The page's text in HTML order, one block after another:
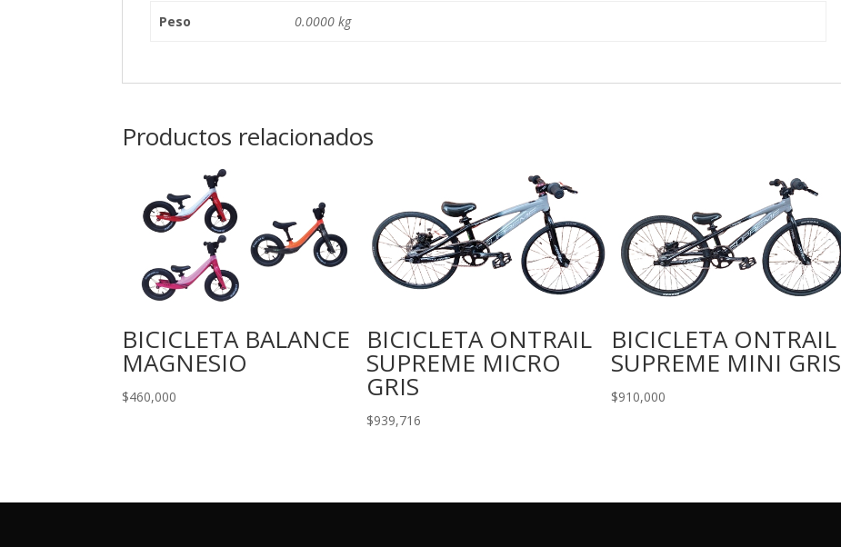
Peso 0.0000 kg
Productos relacionados
BICICLETA BALANCE
MAGNESIO
$460,000
BICICLETA ONTRAIL
SUPREME MICRO
GRIS
$939,716
BICICLETA ONTRAIL
SUPREME MINI GRIS
$910,000